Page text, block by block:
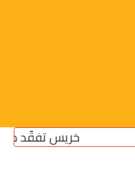
خريس تفقّد مركز